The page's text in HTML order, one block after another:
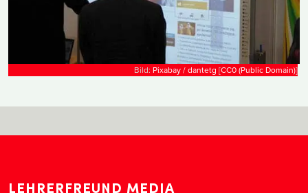
Bild: Pixabay / dantetg [CC0 (Public Domain)]
LEHRERFREUND MEDIA